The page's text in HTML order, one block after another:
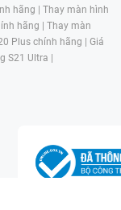
hãng | Thay màn hình
hãng | Thay màn
Plus chính hãng | Giá
S21 Ultra |